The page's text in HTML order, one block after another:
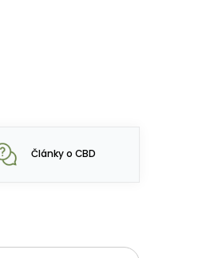
Články o CBD